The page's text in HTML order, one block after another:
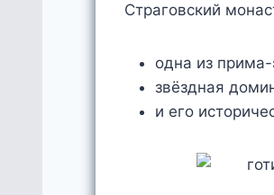
Страговский
одна из прима-
звёздная
и его